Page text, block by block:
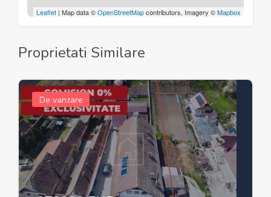
Leaflet | Map data ©OpenStreetMapcontributors, Imagery ©Mapbox
Proprietati Similare
De vanzare